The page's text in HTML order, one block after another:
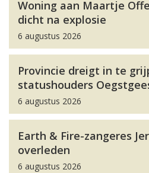
Woning aan Maartje
dicht na explosie
6 augustus 2026
Provincie dreigt in te
statushouders
6 augustus 2026
Earth & Fire-zangeres
overleden
6 augustus 2026